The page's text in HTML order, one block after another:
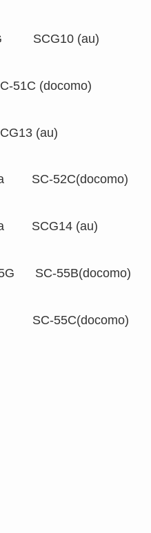
SCG10 (au)
51C (docomo)
(au)
SC-52C(docomo)
SCG14 (au)
5G SC-55B(docomo)
SC-55C(docomo)